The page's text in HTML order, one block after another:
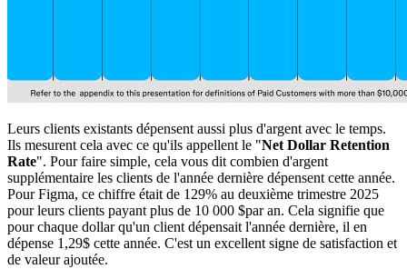
Leurs clients existants dépensent aussi plus d'argent avec le temps.
Ils mesurent cela avec ce qu'ils appellent le "Net Dollar Retention
Rate". Pour faire simple, cela vous dit combien d'argent
supplémentaire les clients de l'année dernière dépensent cette année.
Pour Figma, ce chiffre était de 129% au deuxième trimestre 2025
pour leurs clients payant plus de 10 000 $par an. Cela signifie que
pour chaque dollar qu'un client dépensait l'année dernière, il en
dépense 1,29$ cette année. C'est un excellent signe de satisfaction et
de valeur ajoutée.